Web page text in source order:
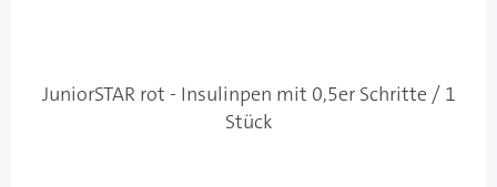
JuniorSTAR rot - Insulinpen mit 0,5er Schritte / 1
Stück